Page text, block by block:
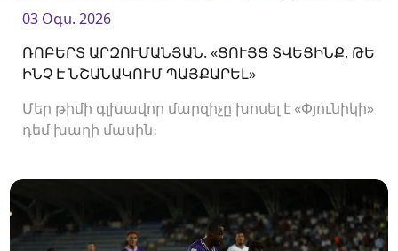
03 Օգս. 2026
ՌՈԲԵՐՏ ԱՐԶՈՒՄԱՆՅԱՆ. «ՑՈՒՅՑ ՏՎԵՑԻՆՔ, ԹԵ
ԻՆՉ Է ՆՇԱՆԱԿՈՒՄ ՊԱՅՔԱՐԵԼ»
Մեր թիմի գլխավոր մարզիչը խոսել է «Փյունիկի»
դեմ խաղի մասին։